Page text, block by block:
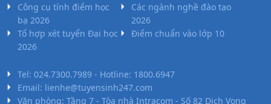
Công cụ tính điểm học
bạ 2026
Các ngành nghề đào tạo
2026
Tổ hợp xét tuyển Đại học
2026
Điểm chuẩn vào lớp 10
Tel: 024.7300.7989 - Hotline: 1800.6947
Email: lienhe@tuyensinh247.com
Văn phòng: Tầng 7 - Tòa nhà Intracom - Số 82 Dịch Vọng